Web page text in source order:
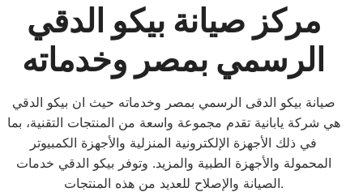
مركز صيانة بيكو الدقي
الرسمي بمصر وخدماته
صيانة بيكو الدقى الرسمي بمصر وخدماته حيث ان بيكو الدقي
هي شركة يابانية تقدم مجموعة واسعة من المنتجات التقنية، بما
في ذلك الأجهزة الإلكترونية المنزلية والأجهزة الكمبيوتر
المحمولة والأجهزة الطبية والمزيد. وتوفر بيكو الدقي خدمات
الصيانة والإصلاح للعديد من هذه المنتجات.